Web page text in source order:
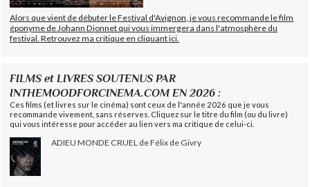
Alors que vient de débuter le Festival d'Avignon, je vous recommande le film
éponyme de Johann Dionnet qui vous immergera dans l'atmosphère du
festival. Retrouvez ma critique en cliquant ici.
FILMS et LIVRES SOUTENUS PAR
INTHEMOODFORCINEMA.COM EN 2026 :
Ces films (et livres sur le cinéma) sont ceux de l'année 2026 que je vous
recommande vivement, sans réserves. Cliquez sur le titre du film (ou du livre)
qui vous intéresse pour accéder au lien vers ma critique de celui-ci.
ADIEU MONDE CRUEL de Félix de Givry